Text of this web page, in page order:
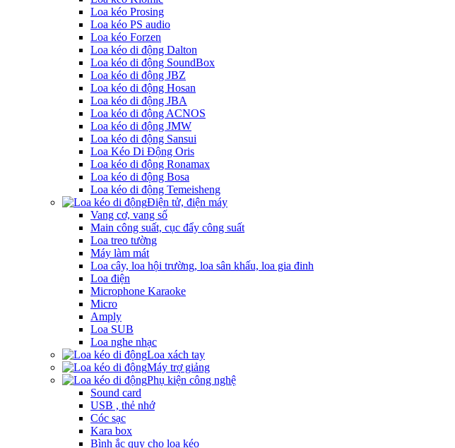
Loa kéo Prosing
Loa kéo PS audio
Loa kéo Forzen
Loa kéo di động Dalton
Loa kéo di động SoundBox
Loa kéo di động JBZ
Loa kéo di động Hosan
Loa kéo di động JBA
Loa kéo di động ACNOS
Loa kéo di động JMW
Loa kéo di động Sansui
Loa Kéo Di Động Oris
Loa kéo di động Ronamax
Loa kéo di động Bosa
Loa kéo di động Temeisheng
Điện tử, điện máy
Vang cơ, vang số
Main công suất, cục đẩy công suất
Loa treo tường
Máy làm mát
Loa cây, loa hội trường, loa sân khấu, loa gia đinh
Loa điện
Microphone Karaoke
Micro
Amply
Loa SUB
Loa nghe nhạc
Loa xách tay
Máy trợ giảng
Phụ kiện công nghệ
Sound card
USB , thẻ nhớ
Cóc sạc
Kara box
Bình ắc quy cho loa kéo